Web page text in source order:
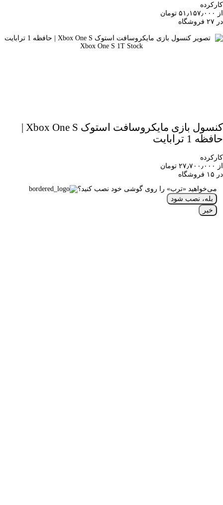
کارکرده
از ۵۱٫۱۵۷٫۰۰۰ تومان
در ۲۷ فروشگاه
کنسول بازی مایکروسافت استوک Xbox One S |
حافظه 1 ترابایت
کارکرده
از ۲۷٫۷۰۰٫۰۰۰ تومان
در ۱۵ فروشگاه
می‌خواهید «ترب» را روی گوشی خود نصب کنید؟
بله، نصب شود
خیر